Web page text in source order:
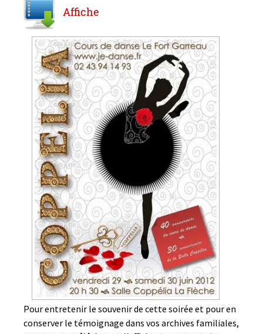
Affiche
Pour entretenir le souvenir de cette soirée et pour en
conserver le témoignage dans vos archives familiales,